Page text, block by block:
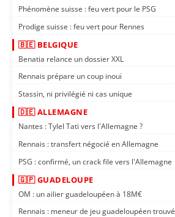
Phénomène suisse : feu vert pour le PSG
Prodige suisse : feu vert pour Rennes
🇧🇪 BELGIQUE
Benatia relance un dossier XXL
Rennais prépare un coup inouï
Stassin, ni privilégié ni cas unique
🇩🇪 ALLEMAGNE
Nantes : Tylel Tati vers l'Allemagne ?
Rennais : transfert négocié en Allemagne
PSG : confirmé, un crack file vers l'Allemagne
🇬🇵 GUADELOUPE
OM : un ailier guadeloupéen à 18M€
Rennais : meneur de jeu guadeloupéen trouvé